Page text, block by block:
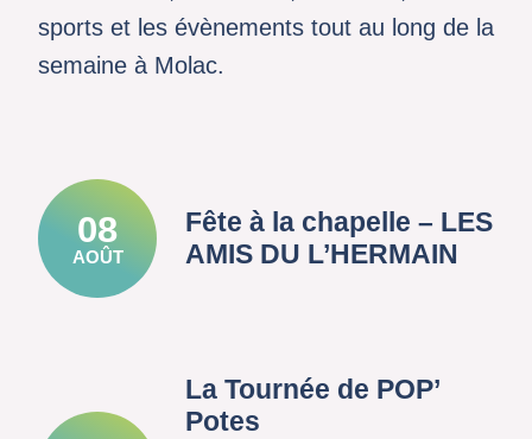
sports et les évènements tout au long de la
semaine à Molac.
08
AOÛT
Fête à la chapelle – LES
AMIS DU L’HERMAIN
La Tournée de POP’
Potes